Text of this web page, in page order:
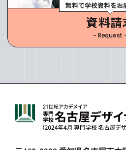
無料で学校資料をお
資料請
- Request